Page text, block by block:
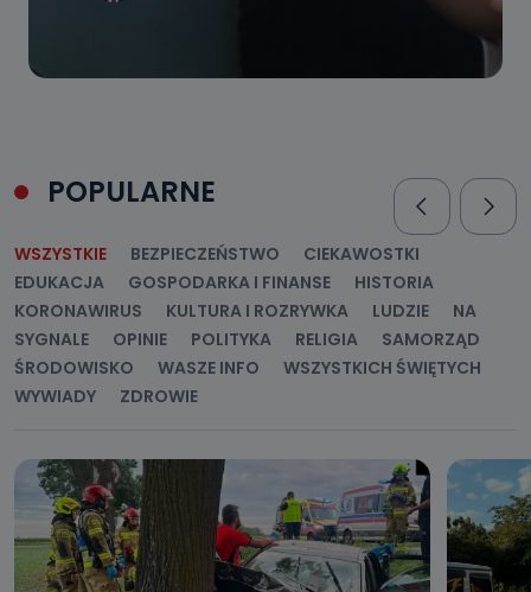
POPULARNE
WSZYSTKIE BEZPIECZEŃSTWO
CIEKAWOSTKI
EDUKACJA
GOSPODARKA I FINANSE
HISTORIA
KORONAWIRUS
KULTURA I ROZRYWKA LUDZIE
NA
SYGNALE
OPINIE POLITYKA RELIGIA
SAMORZĄD
ŚRODOWISKO
WASZE INFO
WSZYSTKICH ŚWIĘTYCH
WYWIADY
ZDROWIE